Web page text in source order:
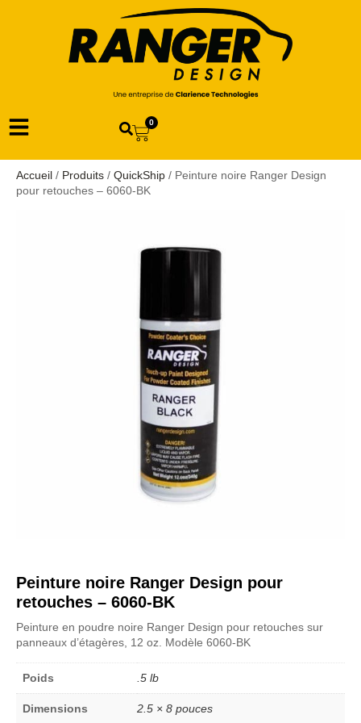
0
Accueil / Produits / QuickShip / Peinture noire Ranger Design
pour retouches – 6060-BK
Peinture noire Ranger Design pour
retouches – 6060-BK
Peinture en poudre noire Ranger Design pour retouches sur
panneaux d’étagères, 12 oz. Modèle 6060-BK
Poids .5 lb
Dimensions 2.5 × 8 pouces